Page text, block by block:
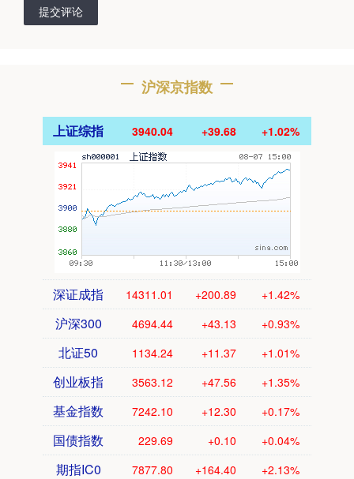
提交评论
沪深京指数
上证综指 3940.04 +39.68 +1.02%
深证成指 14311.01 +200.89 +1.42%
沪深300 4694.44 +43.13 +0.93%
北证50 1134.24 +11.37 +1.01%
创业板指 3563.12 +47.56 +1.35%
基金指数 7242.10 +12.30 +0.17%
国债指数 229.69 +0.10 +0.04%
期指IC0 7877.80 +164.40 +2.13%